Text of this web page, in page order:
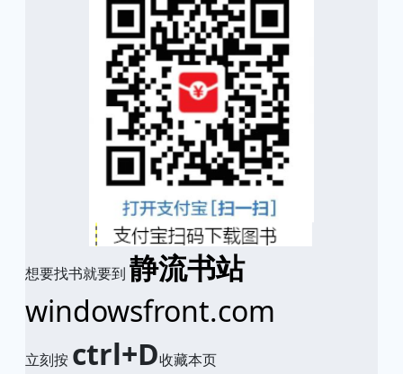
想要找书就要到 静流书站
windowsfront.com
立刻按 ctrl+D收藏本页